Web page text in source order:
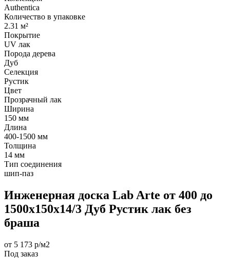
Authentica
Количество в упаковке
2.31 м²
Покрытие
UV лак
Порода дерева
Дуб
Селекция
Рустик
Цвет
Прозрачный лак
Ширина
150 мм
Длина
400-1500 мм
Толщина
14 мм
Тип соединения
шип-паз
Инженерная доска Lab Arte от 400 до
1500х150х14/3 Дуб Рустик лак без
браша
от 5 173 р/м2
Под заказ